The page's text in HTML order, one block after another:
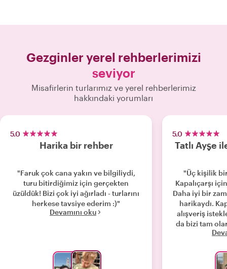
Gezginler yerel rehberlerimizi
seviyor
Misafirlerin turlarımız ve yerel rehberlerimiz
hakkındaki yorumları
5.0
Harika bir rehber
"Faruk çok cana yakın ve bilgiliydi,
turu bitirdiğimiz için gerçekten
üzüldük! Bizi çok iyi ağırladı - turlarını
herkese tavsiye ederim :)"
Devamını oku
5.0
Tatlı Ayşe
"Üç kişilik
Kapalıçarşı
Daha iyi bir
harikaydı.
alışveriş
da bizi tam
yerlere
puanlık